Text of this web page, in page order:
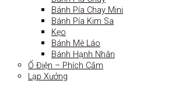
Bánh Pía Chay Mini
Bánh Pía Kim Sa
Kẹo
Bánh Mè Láo
Bánh Hạnh Nhân
Ổ Điện – Phích Cắm
Lạp Xưởng